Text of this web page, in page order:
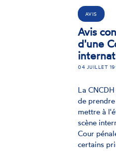
AVIS
Avis
d'une
04 JUILLET
La
de
mettre à
scène
Cour
certains